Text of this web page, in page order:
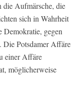
die Aufmärsche, die
sich in Wahrheit
Demokratie, gegen
Potsdamer Affäre
einer Affäre
möglicherweise